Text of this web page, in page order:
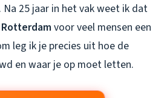
25 jaar in het vak weet ik dat
voor veel mensen een
leg ik je precies uit hoe de
en waar je op moet letten.